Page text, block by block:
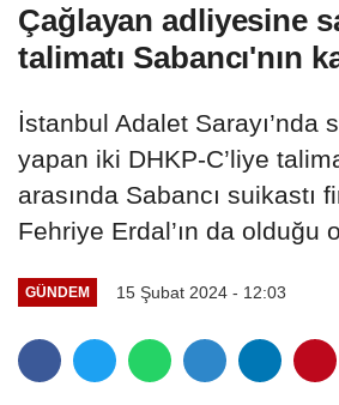
Çağlayan adliyesine
talimatı Sabancı'nın
İstanbul Adalet Sarayı’nda
yapan iki DHKP-C’liye
arasında Sabancı suikastı
Fehriye Erdal’ın da olduğu
GÜNDEM 15 Şubat 2024 - 12:03